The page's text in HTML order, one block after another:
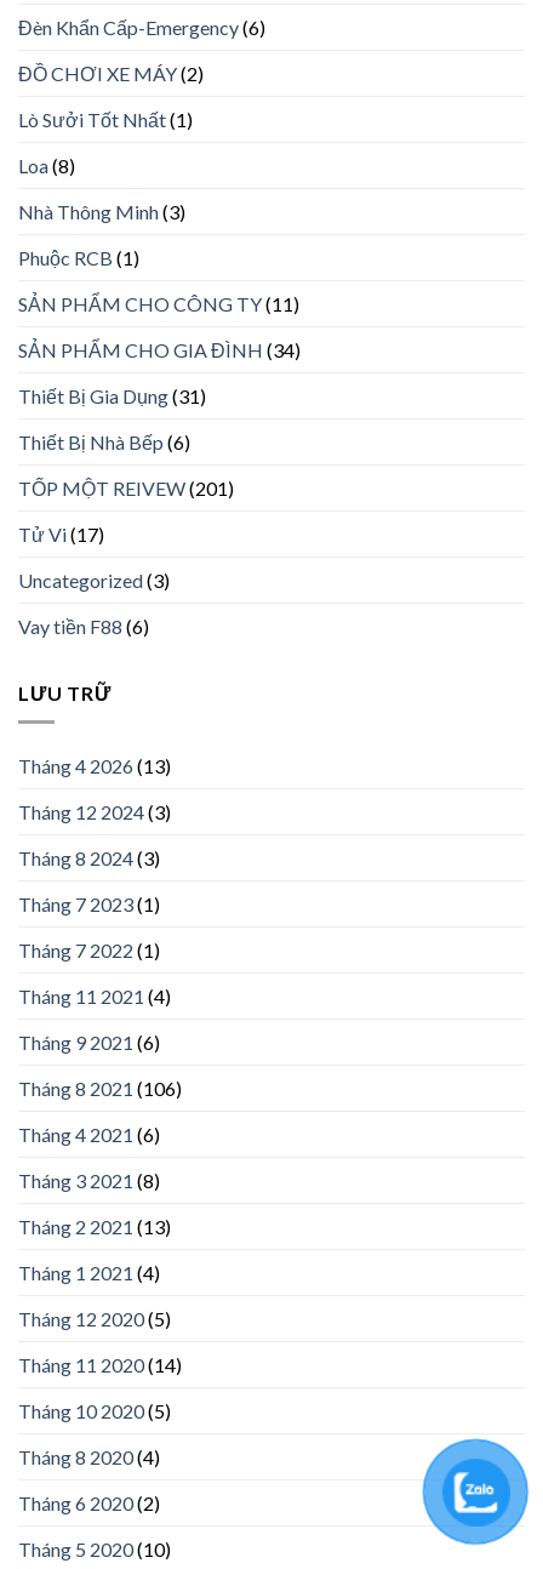
Đèn Khẩn Cấp-Emergency(6)
ĐỒ CHƠI XE MÁY(2)
Lò Sưởi Tốt Nhất(1)
Loa(8)
Nhà Thông Minh(3)
Phuộc RCB (1)
SẢN PHẨM CHO CÔNG TY(11)
SẢN PHẨM CHO GIA ĐÌNH (34)
Thiết Bị Gia Dụng(31)
Thiết Bị Nhà Bếp (6)
TỐP MỘT REIVEW(201)
Tử Vi(17)
Uncategorized(3)
Vay tiền F88 (6)
LƯU TRỮ
Tháng 4 2026(13)
Tháng 12 2024(3)
Tháng 8 2024(3)
Tháng 7 2023(1)
Tháng 7 2022 (1)
Tháng 11 2021 (4)
Tháng 9 2021 (6)
Tháng 8 2021 (106)
Tháng 4 2021 (6)
Tháng 3 2021 (8)
Tháng 2 2021 (13)
Tháng 1 2021 (4)
Tháng 12 2020(5)
Tháng 11 2020(14)
Tháng 10 2020(5)
Tháng 8 2020(4)
Tháng 6 2020(2)
Tháng 5 2020(10)